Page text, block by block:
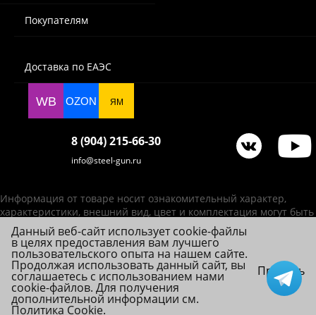
Покупателям
Доставка по ЕАЭС
WB OZON ЯМ
8 (904) 215-66-30
info@steel-gun.ru
Информация от товаре носит ознакомительный характер,
характеристики, внешний вид, цвет и комплектация могут быть
изменены производителем без уведомления.
ИП Фролова А. В., ОГРНИП 314784720200492
© 2026 Steel-Gun (Стил Ган) - оптовый интернет-магазин ножей, пневматики,
товаров для страйкбола и туризма.
Данный веб-сайт использует cookie-файлы
в целях предоставления вам лучшего
пользовательского опыта на нашем сайте.
Продолжая использовать данный сайт, вы
соглашаетесь с использованием нами
cookie-файлов. Для получения
дополнительной информации см.
Политика Cookie.
Принять